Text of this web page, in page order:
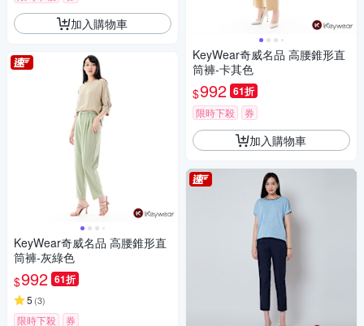
加入購物車
KeyWear奇威名品 高腰錐形直
筒褲-灰綠色
$992 61折
5 (3)
限時下殺 券
KeyWear奇威名品 高腰錐形直
筒褲-卡其色
$992 61折
限時下殺 券
加入購物車